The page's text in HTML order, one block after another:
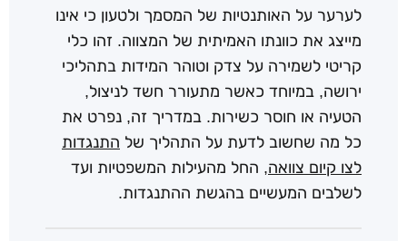
לערער על האותנטיות של המסמך ולטעון כי אינו
מייצג את כוונתו האמיתית של המצווה. זהו כלי
קריטי לשמירה על צדק וטוהר המידות בתהליכי
ירושה, במיוחד כאשר מתעורר חשד לניצול,
הטעיה או חוסר כשירות. במדריך זה, נפרט את
כל מה שחשוב לדעת על התהליך של התנגדות
לצו קיום צוואה, החל מהעילות המשפטיות ועד
לשלבים המעשיים בהגשת ההתנגדות.